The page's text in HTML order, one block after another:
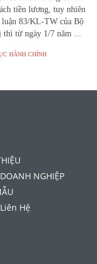
tiền lương, tuy nhiên
luận 83/KL-TW của Bộ
thì từ ngày 1/7 năm ...
HÀNH CHÍNH
NGHIỆP
Liên Hệ